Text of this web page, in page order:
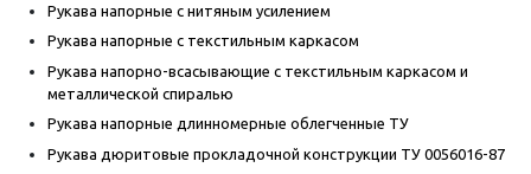
Рукава напорные с нитяным усилением
Рукава напорные с текстильным каркасом
Рукава напорно-всасывающие с текстильным каркасом и
металлической спиралью
Рукава напорные длинномерные облегченные ТУ
Рукава дюритовые прокладочной конструкции ТУ 0056016-87